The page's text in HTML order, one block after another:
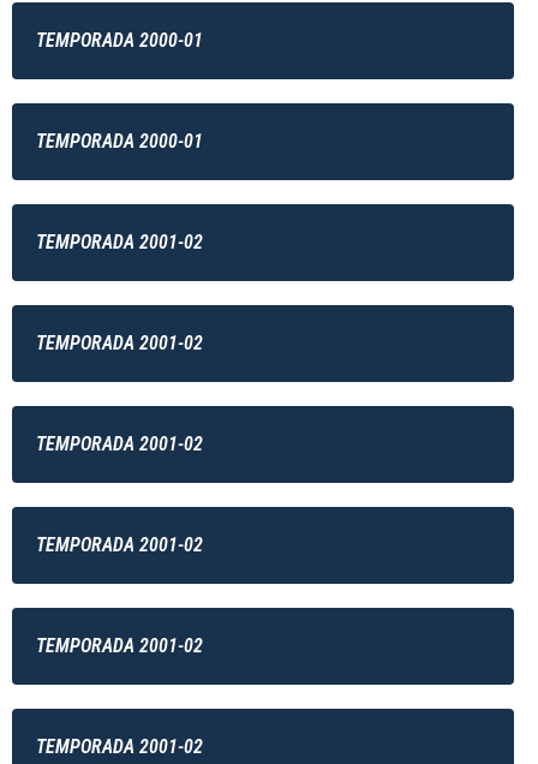
TEMPORADA 2000-01
TEMPORADA 2000-01
TEMPORADA 2001-02
TEMPORADA 2001-02
TEMPORADA 2001-02
TEMPORADA 2001-02
TEMPORADA 2001-02
TEMPORADA 2001-02